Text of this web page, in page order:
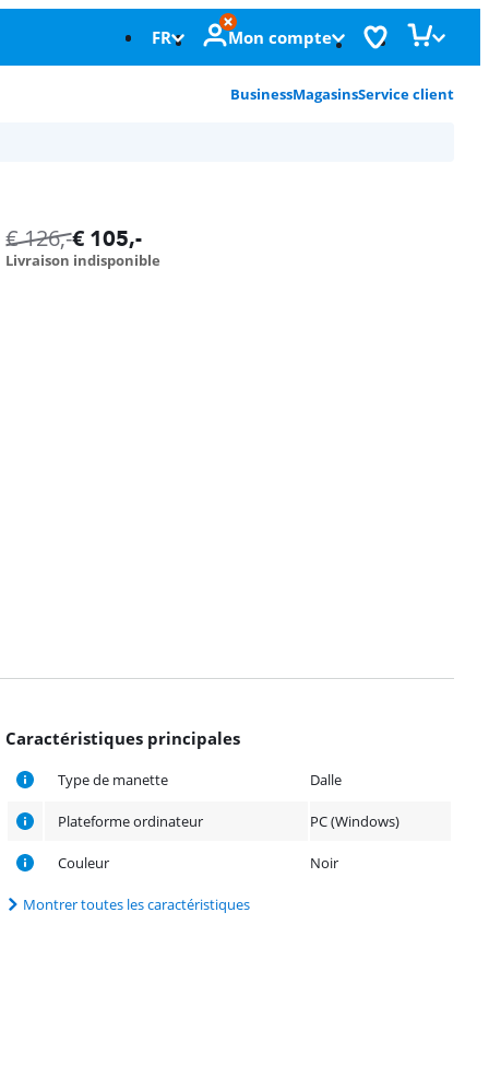
FR Mon compte
BusinessMagasinsService client
€126,-€ 105,-
Livraison indisponible
Caractéristiques principales
Type de manette Dalle
Plateforme ordinateur PC (Windows)
Couleur Noir
Montrer toutes les caractéristiques